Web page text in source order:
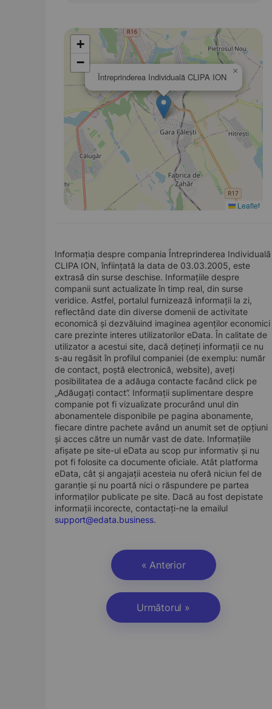
Întreprinderea Individuală CLIPA ION
×
+
−
Leaflet
Informația despre compania Întreprinderea Individuală
CLIPA ION, înființată la data de 03.03.2005, este
extrasă din surse deschise. Informațiile despre
companii sunt actualizate în timp real, din surse
veridice. Astfel, portalul furnizează informații la zi,
reflectând date din diverse domenii de activitate
economică și dezvăluind imaginea agenților economici
care prezinte interes utilizatorilor eData. În calitate de
utilizator a acestui site, dacă dețineți informații ce nu
s-au regăsit în profilul companiei (de exemplu: număr
de contact, poștă electronică, website), aveți
posibilitatea de a adăuga contacte facând click pe
„Adăugați contact”. Informații suplimentare despre
companie pot fi vizualizate procurând unul din
abonamentele disponibile pe pagina abonamente,
fiecare dintre pachete având un anumit set de opțiuni
și acces către un număr vast de date. Informațiile
afișate pe site-ul eData au scop pur informativ și nu
pot fi folosite ca documente oficiale. Atât platforma
eData, cât și angajații acesteia nu oferă niciun fel de
garanție și nu poartă nici o răspundere pe partea
informaților publicate pe site. Dacă au fost depistate
informații incorecte, contactați-ne la emailul
support@edata.business.
« Anterior
Următorul »